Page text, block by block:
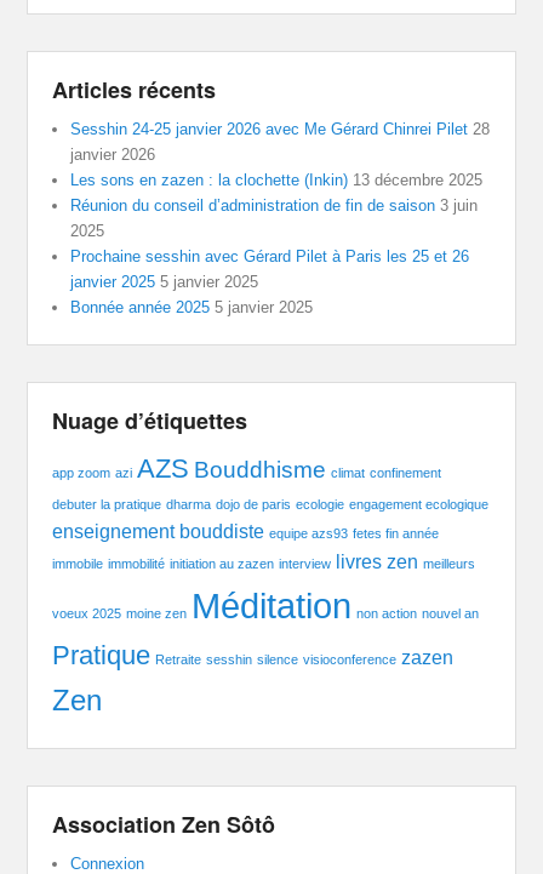
Articles récents
Sesshin 24-25 janvier 2026 avec Me Gérard Chinrei Pilet 28
janvier 2026
Les sons en zazen : la clochette (Inkin) 13 décembre 2025
Réunion du conseil d’administration de fin de saison 3 juin
2025
Prochaine sesshin avec Gérard Pilet à Paris les 25 et 26
janvier 2025 5 janvier 2025
Bonnée année 2025 5 janvier 2025
Nuage d’étiquettes
app zoom azi AZS Bouddhisme climat confinement
debuter la pratique dharma dojo de paris ecologie engagement ecologique
enseignement bouddiste equipe azs93 fetes fin année
immobile immobilité initiation au zazen interview livres zen meilleurs
voeux 2025 moine zen Méditation non action nouvel an
Pratique Retraite sesshin silence visioconference zazen
Zen
Association Zen Sôtô
Connexion